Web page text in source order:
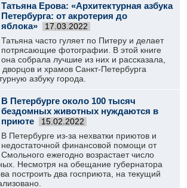
Татьяна Ерова: «Архитектурная азбука
Петербурга: от акротерия до
яблока»
17.03.2022
Татьяна часто гуляет по Питеру и делает
потрясающие фотографии. В этой книге
она собрала лучшие из них и рассказала,
и храмов Санкт-Петербурга
азбуку города.
В Петербурге около 100 тысяч
бездомных животных нуждаются в
приюте
15.02.2022
В Петербурге из-за нехватки приютов и
недостаточной финансовой помощи от
Смольного ежегодно возрастает число
Несмотря на обещание губернатора
построить два госприюта, на текущий